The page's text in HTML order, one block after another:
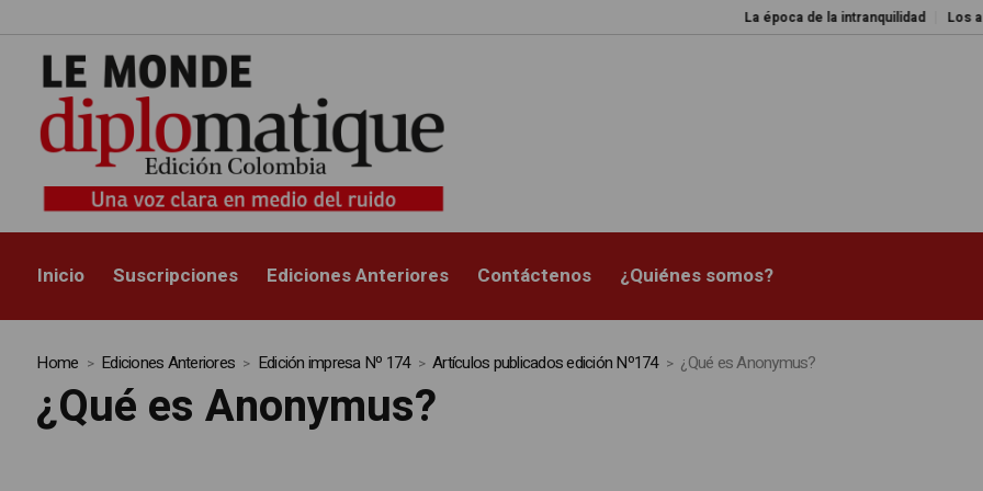
La época de la intranquilidad Los amos del
Inicio Suscripciones Ediciones Anteriores Contáctenos ¿Quiénes somos?
Home Ediciones Anteriores Edición impresa Nº 174 Artículos publicados edición Nº174 ¿Qué es Anonymus?
¿Qué es Anonymus?